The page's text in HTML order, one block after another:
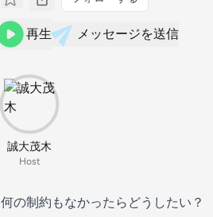
再生 メッセージを送信
誠大茂木
Host
何の制約もなかったらどうしたい？